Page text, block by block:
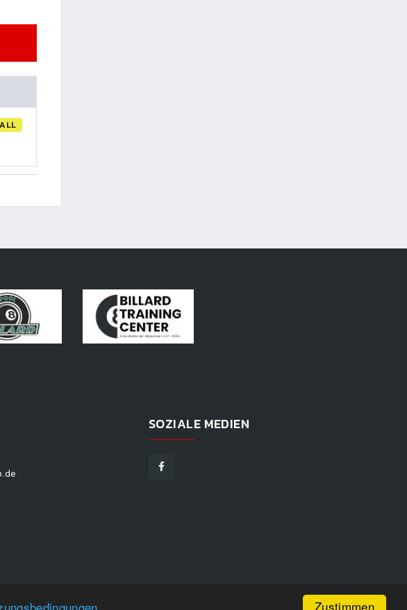
Zustimmen
ALL
SOZIALE MEDIEN